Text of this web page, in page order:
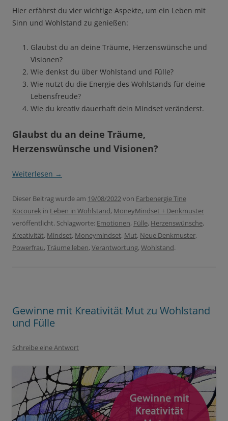
Hier erfährst du vier wichtige Aspekte, um ein Leben mit
Sinn und Wohlstand zu genießen:
Glaubst du an deine Träume, Herzenswünsche und
Visionen?
Wie denkst du über Wohlstand und Fülle?
Wie nutzt du die Energie des Wohlstands für deine
Lebensfreude?
Wie du kreativ dauerhaft dein Mindset veränderst.
Glaubst du an deine Träume,
Herzenswünsche und Visionen?
Weiterlesen →
Dieser Beitrag wurde am 19/08/2022von Farbenergie Tine
Kocourek in Leben in Wohlstand, MoneyMindset + Denkmuster
veröffentlicht. Schlagworte: Emotionen, Fülle, Herzenswünsche,
Kreativität, Mindset, Moneymindset, Mut, Neue Denkmuster,
Powerfrau, Träume leben, Verantwortung, Wohlstand.
Gewinne mit Kreativität Mut zu Wohlstand
und Fülle
Schreibe eine Antwort